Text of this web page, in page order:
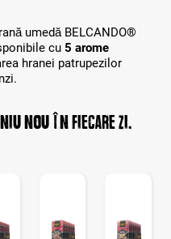
umedă BELCANDO®
cu 5 arome
hranei patrupezilor
nou în fiecare zi.